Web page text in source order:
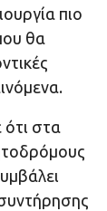
πιο
θα
ότι στα